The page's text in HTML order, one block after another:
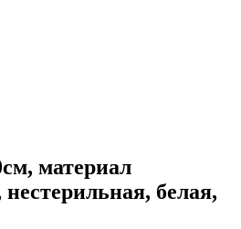
материал
белая,